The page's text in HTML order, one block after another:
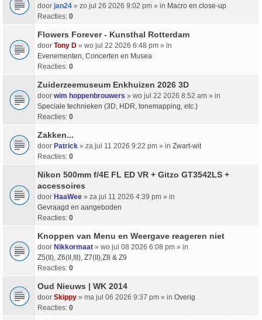
door jan24 » zo jul 26 2026 9:02 pm » in Macro en close-up
Reacties: 0
Flowers Forever - Kunsthal Rotterdam
door Tony D » wo jul 22 2026 6:48 pm » in
Evenementen, Concerten en Musea
Reacties: 0
Zuiderzeemuseum Enkhuizen 2026 3D
door wim hoppenbrouwers » wo jul 22 2026 8:52 am » in
Speciale technieken (3D, HDR, tonemapping, etc.)
Reacties: 0
Zakken...
door Patrick » za jul 11 2026 9:22 pm » in Zwart-wit
Reacties: 0
Nikon 500mm f/4E FL ED VR + Gitzo GT3542LS +
accessoires
door HaaWee » za jul 11 2026 4:39 pm » in
Gevraagd en aangeboden
Reacties: 0
Knoppen van Menu en Weergave reageren niet
door Nikkormaat » wo jul 08 2026 6:08 pm » in
Z5(II), Z6(II,III), Z7(II),Z8 & Z9
Reacties: 0
Oud Nieuws | WK 2014
door Skippy » ma jul 06 2026 9:37 pm » in Overig
Reacties: 0